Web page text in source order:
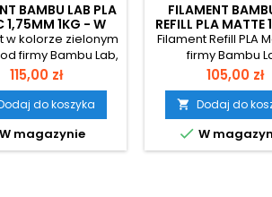
BAMBU LAB PLA
1,75MM 1KG - W
ZESTAWIE Z
SZPULĄ -
GREEN
w kolorze zielonym
firmy Bambu Lab,
z materiału PLA
dostarczany
opakowaniu,
ze szpulą
użytku.
do użytku w
Cena
115,00 zł
do koszyka
W magazynie
FILAMENT
REFILL PLA MATTE
1KG - MARINE
Filament Refill PLA
firmy Bambu
przeznaczony do
szpulą
łatwy w użyciu, a
powstałe dzięki
posiadają
matowym
Cena
105,00 zł
 Dodaj do
 W